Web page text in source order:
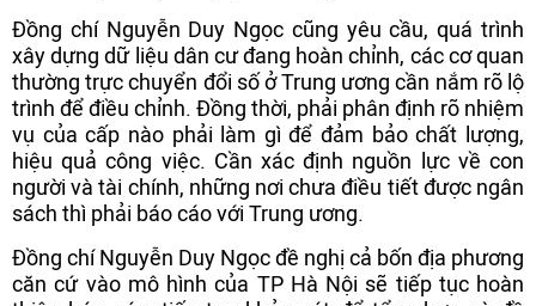
Đồng chí Nguyễn Duy Ngọc cũng yêu cầu, quá trình
xây dựng dữ liệu dân cư đang hoàn chỉnh, các cơ quan
thường trực chuyển đổi số ở Trung ương cần nắm rõ lộ
trình để điều chỉnh. Đồng thời, phải phân định rõ nhiệm
vụ của cấp nào phải làm gì để đảm bảo chất lượng,
hiệu quả công việc. Cần xác định nguồn lực về con
người và tài chính, những nơi chưa điều tiết được ngân
sách thì phải báo cáo với Trung ương.
Đồng chí Nguyễn Duy Ngọc đề nghị cả bốn địa phương
căn cứ vào mô hình của TP Hà Nội sẽ tiếp tục hoàn